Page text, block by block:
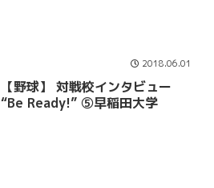
2018.06.01
【野球】 対戦校インタビュー
“Be Ready!” ⑤早稲田大学